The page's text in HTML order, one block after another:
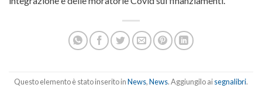
Questo elemento è stato inserito inNews,News. Aggiungilo aisegnalibri.